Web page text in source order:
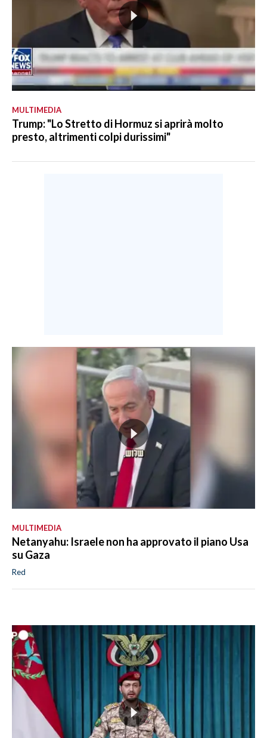
MULTIMEDIA
Trump: "Lo Stretto di Hormuz si aprirà molto
presto, altrimenti colpi durissimi"
MULTIMEDIA
Netanyahu: Israele non ha approvato il piano Usa
su Gaza
Red